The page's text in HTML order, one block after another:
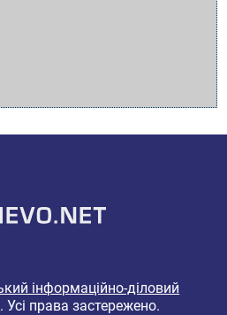
інформаційно-діловий
. Усі права застережено.